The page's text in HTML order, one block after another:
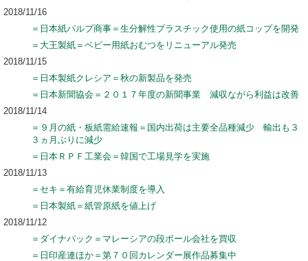
2018/11/16
＝日本紙パルプ商事＝生分解性プラスチック使用の紙コップを開発
＝大王製紙＝ベビー用紙おむつをリニューアル発売
2018/11/15
＝日本製紙クレシア＝秋の新製品を発売
＝日本新聞協会＝２０１７年度の新聞事業 減収ながら利益は改善
2018/11/14
＝９月の紙・板紙需給速報＝国内出荷は主要全品種減少 輸出も３
３ヵ月ぶりに減少
＝日本ＲＰＦ工業会＝韓国で工場見学を実施
2018/11/13
＝セキ＝有給育児休業制度を導入
＝日本製紙＝紙管原紙を値上げ
2018/11/12
＝ダイナパック＝マレーシアの段ボール会社を買収
＝日印産連ほか＝第７０回カレンダー展作品募集中